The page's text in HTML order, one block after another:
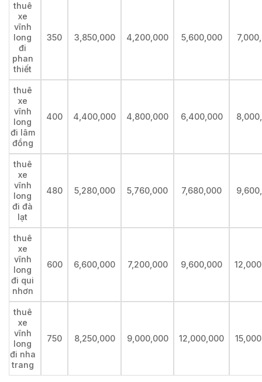
thuê
xe
vĩnh
long
đi
phan
thiết
350 3,850,000 4,200,000 5,600,000
thuê
xe
vĩnh
long
đi lâm
đồng
400 4,400,000 4,800,000 6,400,000
thuê
xe
vĩnh
long
đi đà
lạt
480 5,280,000 5,760,000 7,680,000
thuê
xe
vĩnh
long
đi qui
nhơn
600 6,600,000 7,200,000 9,600,000
thuê
xe
vĩnh
long
đi nha
trang
750 8,250,000 9,000,000 12,000,000